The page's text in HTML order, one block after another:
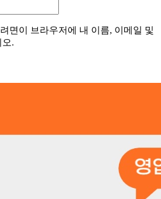
트
면이 브라우저에 내 이름, 이메일 및
오.